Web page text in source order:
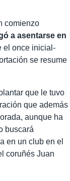
comienzo
a asentarse en
el once inicial-
se resume
que le tuvo
que además
aunque ha
buscará
en un club en el
coruñés Juan